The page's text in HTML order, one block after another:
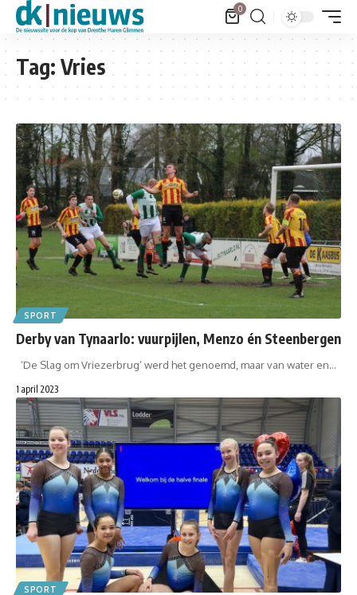
0
Tag: Vries
SPORT
Derby van Tynaarlo: vuurpijlen, Menzo én Steenbergen
‘De Slag om Vriezerbrug’ werd het genoemd, maar van water en…
1 april 2023
SPORT